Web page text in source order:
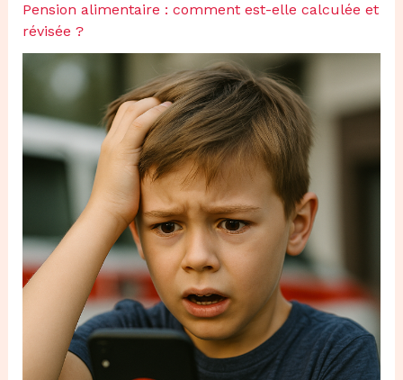
Pension alimentaire : comment est-elle calculée et
révisée ?